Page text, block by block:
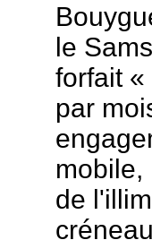
le
forfait
par
mobile,
de